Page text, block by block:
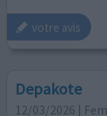
votre avis
Depakote
12/03/2026 |